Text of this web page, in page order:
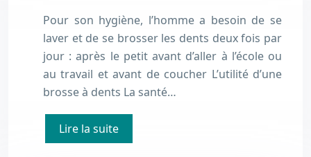
Pour son hygiène, l’homme a besoin de se
laver et de se brosser les dents deux fois par
jour : après le petit avant d’aller à l’école ou
au travail et avant de coucher L’utilité d’une
brosse à dents La santé…
Lire la suite